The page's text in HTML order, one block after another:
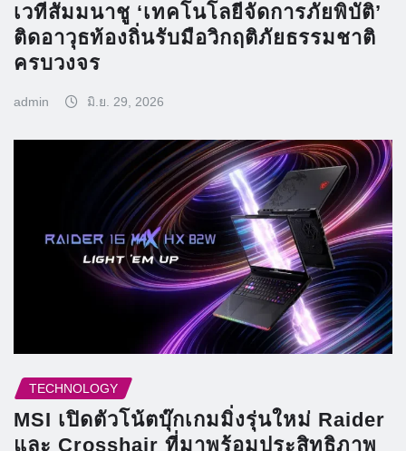
เวทีสัมมนาชู ‘เทคโนโลยีจัดการภัยพิบัติ’
ติดอาวุธท้องถิ่นรับมือวิกฤติภัยธรรมชาติ
ครบวงจร
admin มิ.ย. 29, 2026
TECHNOLOGY
MSI เปิดตัวโน้ตบุ๊กเกมมิ่งรุ่นใหม่ Raider
และ Crosshair ที่มาพร้อมประสิทธิภาพ